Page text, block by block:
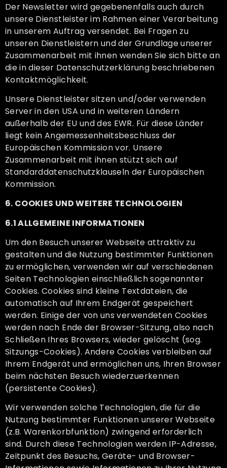
Der Newsletter wird gegebenenfalls auch durch
unsere Dienstleister im Rahmen einer Verarbeitung
in unserem Auftrag versendet. Bei Fragen zu
unseren Dienstleistern und der Grundlage unserer
Zusammenarbeit mit ihnen wenden Sie sich bitte an
die in dieser Datenschutzerklärung beschriebenen
Kontaktmöglichkeit.
Unsere Dienstleister sitzen und/oder verwenden
Server in den USA und in weiteren Ländern
außerhalb der EU und des EWR. Für diese Länder
liegt kein Angemessenheitsbeschluss der
Europäischen Kommission vor. Unsere
Zusammenarbeit mit ihnen stützt sich auf
Standarddatenschutzklauseln der Europäischen
Kommission.
6. COOKIES UND WEITERE TECHNOLOGIEN
6.1 ALLGEMEINE INFORMATIONEN
Um den Besuch unserer Webseite attraktiv zu
gestalten und die Nutzung bestimmter Funktionen
zu ermöglichen, verwenden wir auf verschiedenen
Seiten Technologien einschließlich sogenannter
Cookies. Cookies sind kleine Textdateien, die
automatisch auf Ihrem Endgerät gespeichert
werden. Einige der von uns verwendeten Cookies
werden nach Ende der Browser-Sitzung, also nach
Schließen Ihres Browsers, wieder gelöscht (sog.
Sitzungs-Cookies). Andere Cookies verbleiben auf
Ihrem Endgerät und ermöglichen uns, Ihren Browser
beim nächsten Besuch wiederzuerkennen
(persistente Cookies).
Wir verwenden solche Technologien, die für die
Nutzung bestimmter Funktionen unserer Webseite
(z.B. Warenkorbfunktion) zwingend erforderlich
sind. Durch diese Technologien werden IP-Adresse,
Zeitpunkt des Besuchs, Geräte- und Browser-